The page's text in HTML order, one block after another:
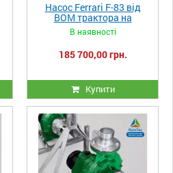
Насос Ferrari F-83 від
ВОМ трактора на
оцинкованій рамі,
підключаються до
трактора потужністю від
22 до 52 к.с.,
1500л/хв
В наявності
185 700,00 грн.
Купити